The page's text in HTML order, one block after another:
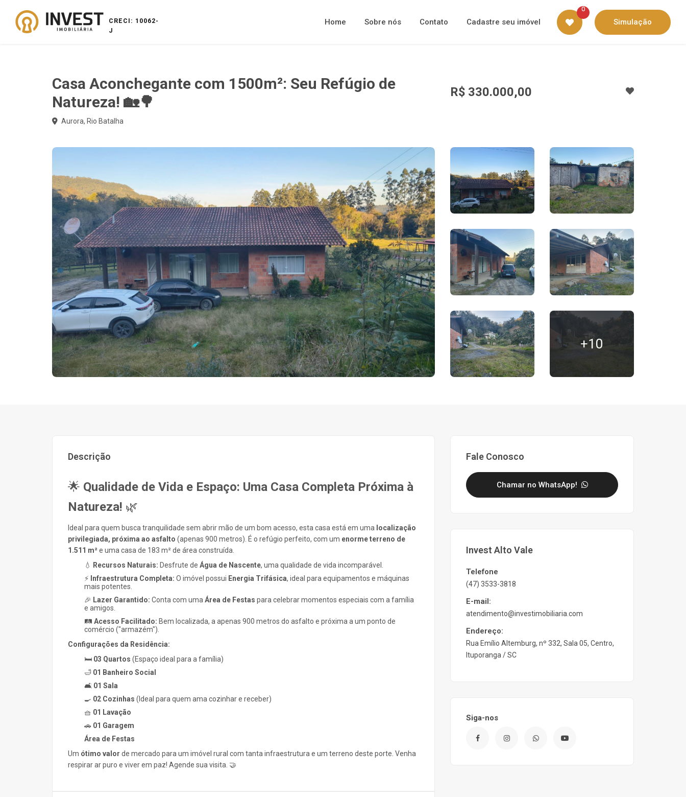
CRECI: 10062-
J
Home Sobre nós Contato Cadastre seu imóvel
0
Simulação
Casa Aconchegante com 1500m²: Seu Refúgio de
Natureza! 🏡🌳
Aurora, Rio Batalha
R$ 330.000,00
+10
Descrição
🌟 Qualidade de Vida e Espaço: Uma Casa Completa Próxima à
Natureza! 🌿
Ideal para quem busca tranquilidade sem abrir mão de um bom acesso, esta casa está em uma localização
privilegiada, próxima ao asfalto (apenas 900 metros). É o refúgio perfeito, com um enorme terreno de
1.511 m²e uma casa de 183 m²de área construída.
💧
Recursos Naturais: Desfrute de Água de Nascente, uma qualidade de vida incomparável.
⚡ Infraestrutura Completa: O imóvel possui Energia Trifásica, ideal para equipamentos e máquinas
mais potentes.
🎉 Lazer Garantido: Conta com uma Área de Festas para celebrar momentos especiais com a família
e amigos.
🛤️ Acesso Facilitado: Bem localizada, a apenas 900 metros do asfalto e próxima a um ponto de
comércio ("armazém").
Configurações da Residência:
🛏️ 03 Quartos (Espaço ideal para a família)
🛁 01 Banheiro Social
🛋️ 01 Sala
🍳 02 Cozinhas (Ideal para quem ama cozinhar e receber)
🧺 01 Lavação
🚗 01 Garagem
Área de Festas
Um ótimo valor de mercado para um imóvel rural com tanta infraestrutura e um terreno deste porte. Venha
respirar ar puro e viver em paz! Agende sua visita. 🤝
Fale Conosco
Chamar no WhatsApp!
Invest Alto Vale
Telefone
(47) 3533-3818
E-mail:
atendimento@investimobiliaria.com
Endereço:
Rua Emílio Altemburg, nº 332, Sala 05, Centro,
Ituporanga / SC
Siga-nos